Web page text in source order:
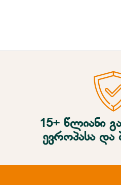
15+ წლიანი
ევროპასა და